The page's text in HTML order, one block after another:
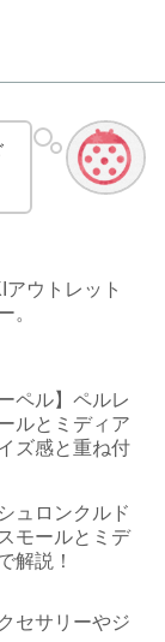
アウトレット
。
ペル】ペルレ
ルとミディア
ズ感と重ね付
ュロンクルド
モールとミデ
解説！
セサリーやジ